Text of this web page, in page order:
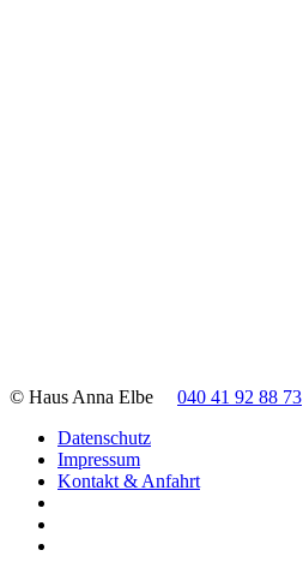
© Haus Anna Elbe 040 41 92 88 73
Datenschutz
Impressum
Kontakt & Anfahrt